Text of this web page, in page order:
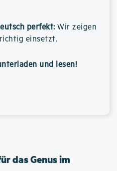
perfekt: Wir zeigen
einsetzt.
und lesen!
das Genus im